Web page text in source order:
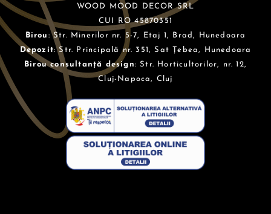
WOOD MOOD DECOR SRL
CUI RO 45870351
Birou : Str. Minerilor nr. 5-7, Etaj 1, Brad, Hunedoara
Depozit: Str. Principală nr. 351, Sat Țebea, Hunedoara
Birou consultanță design: Str. Horticultorilor, nr. 12,
Cluj-Napoca, Cluj